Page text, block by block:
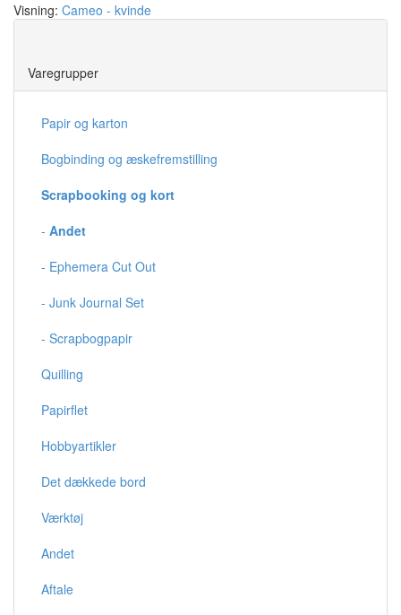
Visning: Cameo - kvinde
Varegrupper
Papir og karton
Bogbinding og æskefremstilling
Scrapbooking og kort
- Andet
- Ephemera Cut Out
- Junk Journal Set
- Scrapbogpapir
Quilling
Papirflet
Hobbyartikler
Det dækkede bord
Værktøj
Andet
Aftale